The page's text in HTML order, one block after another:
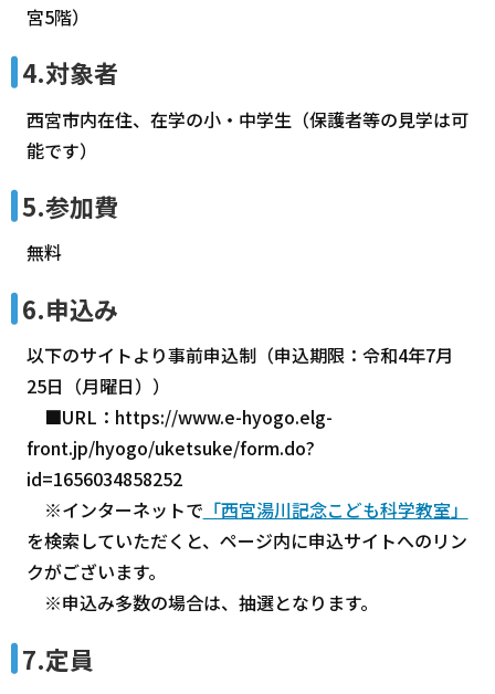
宮5階）
4.対象者
西宮市内在住、在学の小・中学生（保護者等の見学は可
能です）
5.参加費
無料
6.申込み
以下のサイトより事前申込制（申込期限：令和4年7月
25日（月曜日））
■URL：https://www.e-hyogo.elg-
front.jp/hyogo/uketsuke/form.do?
id=1656034858252
※インターネットで 「西宮湯川記念こども科学教室」
を検索していただくと、ページ内に申込サイトへのリン
クがございます。
※申込み多数の場合は、抽選となります。
7.定員